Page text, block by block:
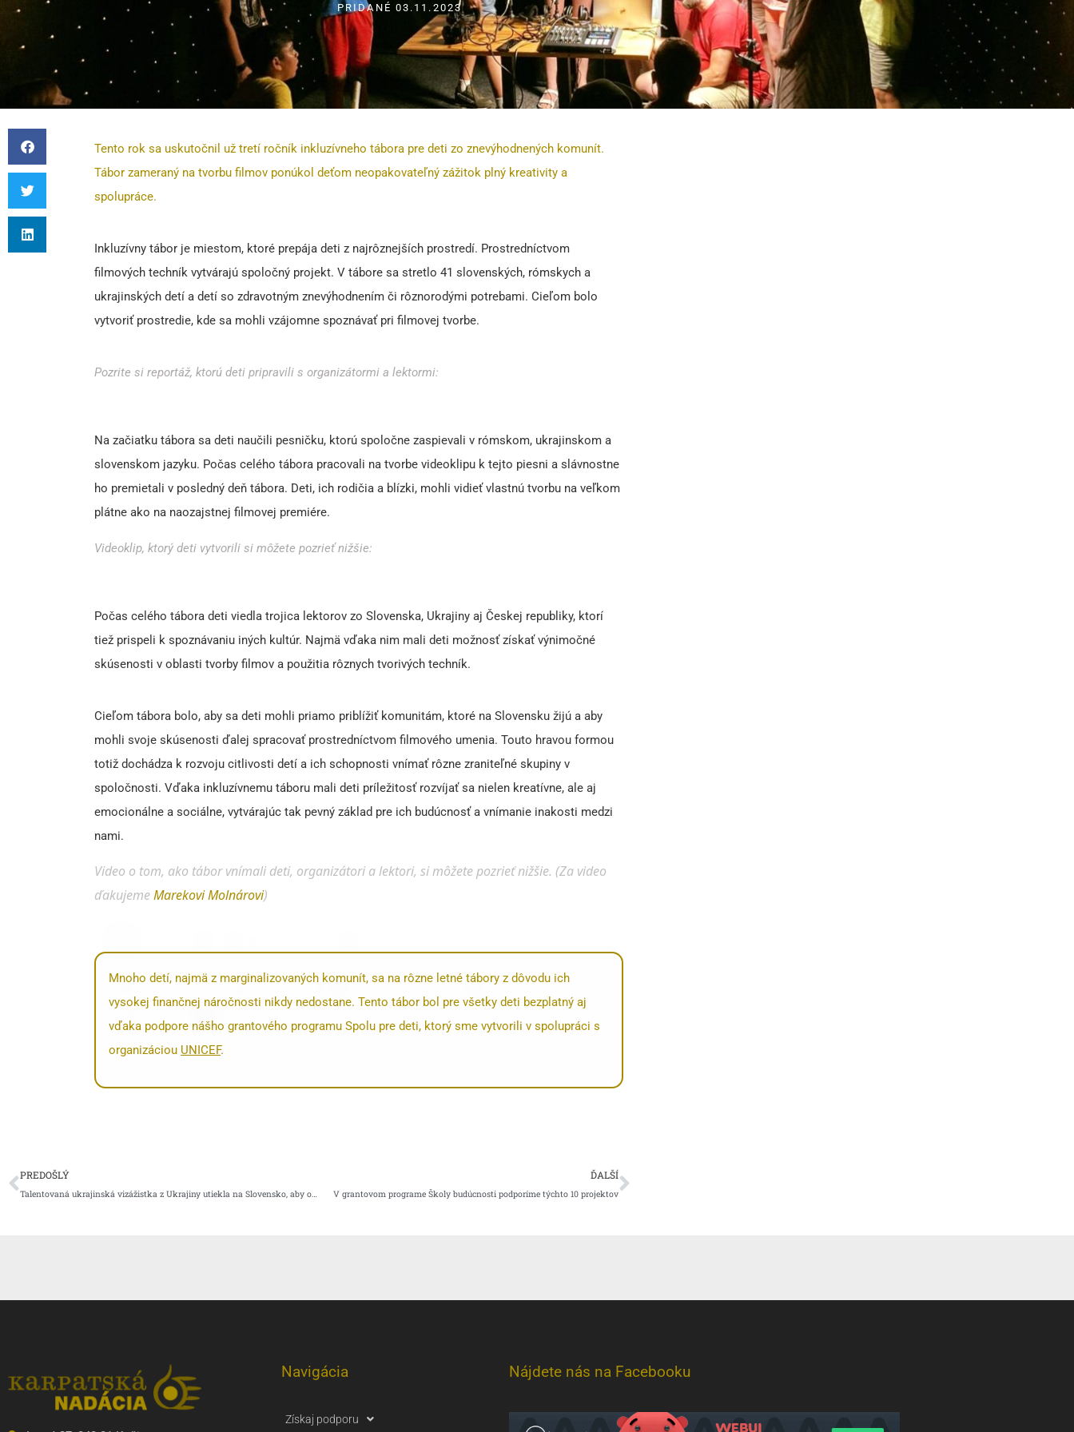
PRIDANÉ 03.11.2023
Tento rok sa uskutočnil už tretí ročník inkluzívneho tábora pre deti zo znevýhodnených komunít.
Tábor zameraný na tvorbu filmov ponúkol deťom neopakovateľný zážitok plný kreativity a
spolupráce.
Inkluzívny tábor je miestom, ktoré prepája deti z najrôznejších prostredí. Prostredníctvom
filmových techník vytvárajú spoločný projekt. V tábore sa stretlo 41 slovenských, rómskych a
ukrajinských detí a detí so zdravotným znevýhodnením či rôznorodými potrebami. Cieľom bolo
vytvoriť prostredie, kde sa mohli vzájomne spoznávať pri filmovej tvorbe.
Pozrite si reportáž, ktorú deti pripravili s organizátormi a lektormi:
Na začiatku tábora sa deti naučili pesničku, ktorú spoločne zaspievali v rómskom, ukrajinskom a
slovenskom jazyku. Počas celého tábora pracovali na tvorbe videoklipu k tejto piesni a slávnostne
ho premietali v posledný deň tábora. Deti, ich rodičia a blízki, mohli vidieť vlastnú tvorbu na veľkom
plátne ako na naozajstnej filmovej premiére.
Videoklip, ktorý deti vytvorili si môžete pozrieť nižšie:
Počas celého tábora deti viedla trojica lektorov zo Slovenska, Ukrajiny aj Českej republiky, ktorí
tiež prispeli k spoznávaniu iných kultúr. Najmä vďaka nim mali deti možnosť získať výnimočné
skúsenosti v oblasti tvorby filmov a použitia rôznych tvorivých techník.
Cieľom tábora bolo, aby sa deti mohli priamo priblížiť komunitám, ktoré na Slovensku žijú a aby
mohli svoje skúsenosti ďalej spracovať prostredníctvom filmového umenia. Touto hravou formou
totiž dochádza k rozvoju citlivosti detí a ich schopnosti vnímať rôzne zraniteľné skupiny v
spoločnosti. Vďaka inkluzívnemu táboru mali deti príležitosť rozvíjať sa nielen kreatívne, ale aj
emocionálne a sociálne, vytvárajúc tak pevný základ pre ich budúcnosť a vnímanie inakosti medzi
nami.
Video o tom, ako tábor vnímali deti, organizátori a lektori, si môžete pozrieť nižšie. (Za video
ďakujemeMarekovi Molnárovi)
Mnoho detí, najmä z marginalizovaných komunít, sa na rôzne letné tábory z dôvodu ich
vysokej finančnej náročnosti nikdy nedostane. Tento tábor bol pre všetky deti bezplatný aj
vďaka podpore nášho grantového programu Spolu pre deti, ktorý sme vytvorili v spolupráci s
organizáciou UNICEF.
Prev
PREDOŠLÝ ĎALŠÍ
V grantovom programe Školy budúcnosti podporíme týchto 10 projektov
Ďalšie
Navigácia
Získaj podporu
Nájdete nás na Facebooku